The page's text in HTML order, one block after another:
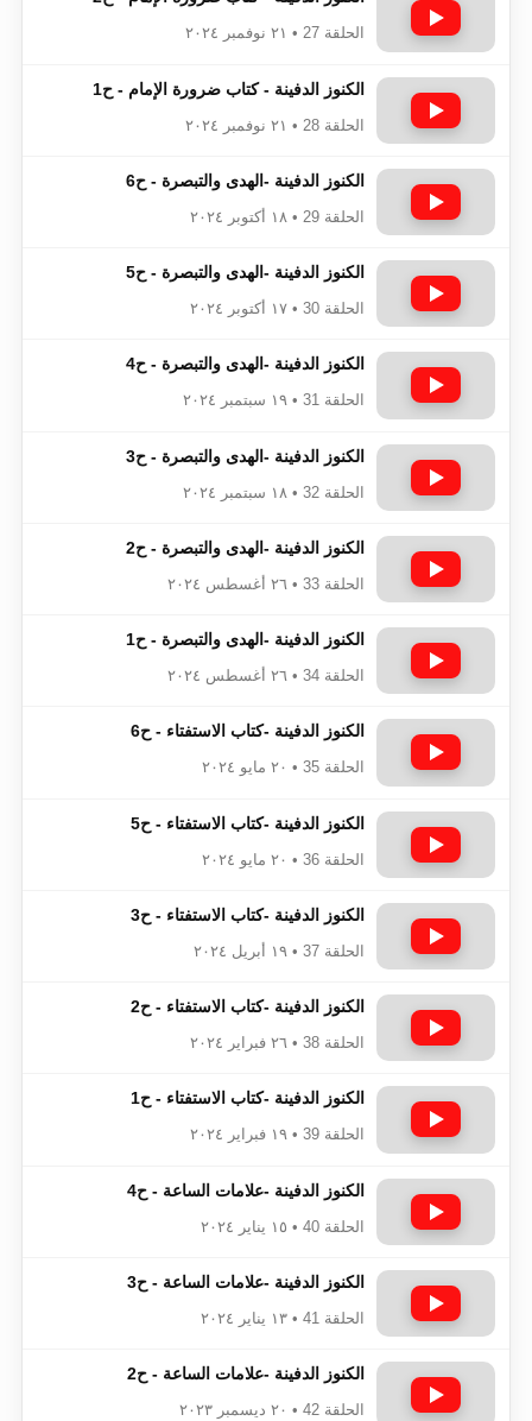
الحلقة 27 • ٢١ نوفمبر ٢٠٢٤
الكنوز الدفينة - كتاب ضرورة الإمام - ح1
الحلقة 28 • ٢١ نوفمبر ٢٠٢٤
الكنوز الدفينة -الهدى والتبصرة - ح6
الحلقة 29 • ١٨ أكتوبر ٢٠٢٤
الكنوز الدفينة -الهدى والتبصرة - ح5
الحلقة 30 • ١٧ أكتوبر ٢٠٢٤
الكنوز الدفينة -الهدى والتبصرة - ح4
الحلقة 31 • ١٩ سبتمبر ٢٠٢٤
الكنوز الدفينة -الهدى والتبصرة - ح3
الحلقة 32 • ١٨ سبتمبر ٢٠٢٤
الكنوز الدفينة -الهدى والتبصرة - ح2
الحلقة 33 • ٢٦ أغسطس ٢٠٢٤
الكنوز الدفينة -الهدى والتبصرة - ح1
الحلقة 34 • ٢٦ أغسطس ٢٠٢٤
الكنوز الدفينة -كتاب الاستفتاء - ح6
الحلقة 35 • ٢٠ مايو ٢٠٢٤
الكنوز الدفينة -كتاب الاستفتاء - ح5
الحلقة 36 • ٢٠ مايو ٢٠٢٤
الكنوز الدفينة -كتاب الاستفتاء - ح3
الحلقة 37 • ١٩ أبريل ٢٠٢٤
الكنوز الدفينة -كتاب الاستفتاء - ح2
الحلقة 38 • ٢٦ فبراير ٢٠٢٤
الكنوز الدفينة -كتاب الاستفتاء - ح1
الحلقة 39 • ١٩ فبراير ٢٠٢٤
الكنوز الدفينة -علامات الساعة - ح4
الحلقة 40 • ١٥ يناير ٢٠٢٤
الكنوز الدفينة -علامات الساعة - ح3
الحلقة 41 • ١٣ يناير ٢٠٢٤
الكنوز الدفينة -علامات الساعة - ح2
الحلقة 42 • ٢٠ ديسمبر ٢٠٢٣